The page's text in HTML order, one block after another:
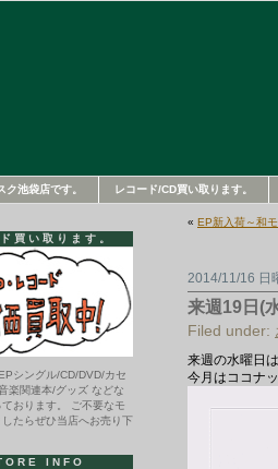
ク池袋店です。 レコード/CD買い取ります。
« EP新入荷～和
2014/11/16 日
来週19日(
Filed under:
来週の水曜日
今月はココナ
買い取ります。
シングル/CD/DVD/カセ
楽関連本/グッズ などな
おります。 ご不要なモ
したらぜひ当店へお売り下
INFO